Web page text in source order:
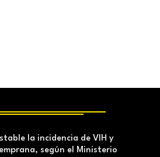
la incidencia de VIH y
según el Ministerio